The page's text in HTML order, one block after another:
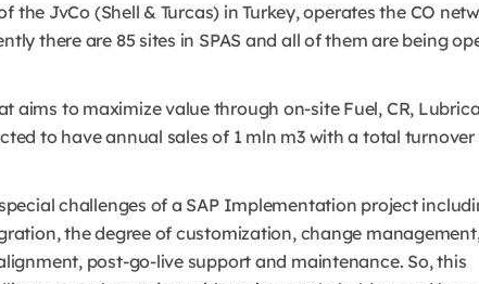
the JvCo (Shell & Turcas) in Turkey, operates the CO
there are 85 sites in SPAS and all of them are being
aims to maximize value through on-site Fuel, CR,
to have annual sales of 1 mln m3 with a total turnover
challenges of a SAP Implementation project
the degree of customization, change
post-go-live support and maintenance. So, this